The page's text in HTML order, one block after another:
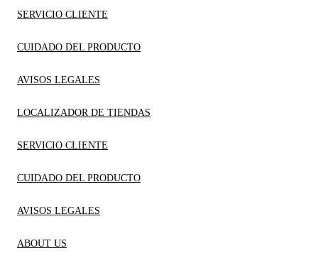
SERVICIO CLIENTE
CUIDADO DEL PRODUCTO
AVISOS LEGALES
LOCALIZADOR DE TIENDAS
SERVICIO CLIENTE
CUIDADO DEL PRODUCTO
AVISOS LEGALES
ABOUT US